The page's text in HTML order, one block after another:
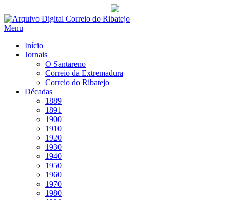
Saltar
para
Menu
Início
Jornais
O Santareno
Correio da Extremadura
Correio do Ribatejo
Décadas
1889
1891
1900
1910
1920
1930
1940
1950
1960
1970
1980